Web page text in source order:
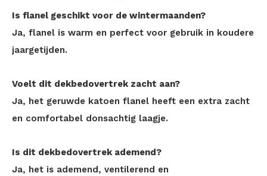
Is flanel geschikt voor de wintermaanden?
Ja, flanel is warm en perfect voor gebruik in koudere
jaargetijden.
Voelt dit dekbedovertrek zacht aan?
Ja, het geruwde katoen flanel heeft een extra zacht
en comfortabel donsachtig laagje.
Is dit dekbedovertrek ademend?
Ja, het is ademend, ventilerend en